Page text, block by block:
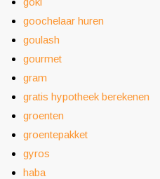
goochelaar huren
goulash
gourmet
gram
gratis hypotheek berekenen
groenten
groentepakket
gyros
haba